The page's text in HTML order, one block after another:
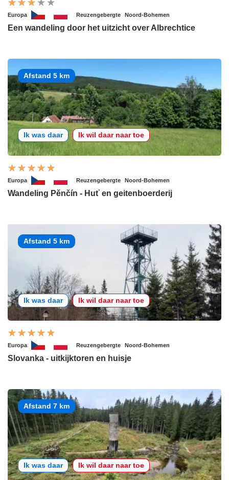
Europa Reuzengebergte Noord-Bohemen
Een wandeling door het uitzicht over Albrechtice
Afstand 5 km
Ik was daar Ik wil daar naar toe
Europa Reuzengebergte Noord-Bohemen
Wandeling Pěnčín - Huť en geitenboerderij
Afstand 5 km
Ik was daar Ik wil daar naar toe
Europa Reuzengebergte Noord-Bohemen
Slovanka - uitkijktoren en huisje
Afstand 7 km
Ik was daar Ik wil daar naar toe